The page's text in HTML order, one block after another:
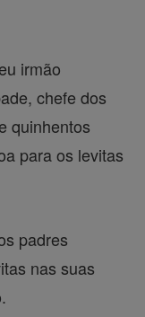
irmão
chefe dos
quinhentos
para os levitas
padres
nas suas